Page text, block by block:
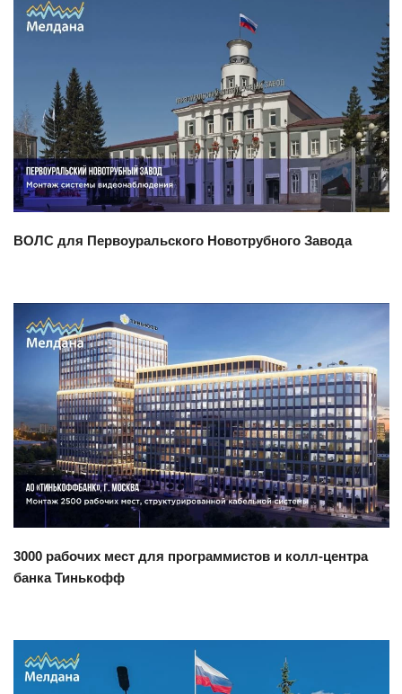
Смотреть проект
ВОЛС для Первоуральского Новотрубного Завода
Смотреть проект
3000 рабочих мест для программистов и колл-центра
банка Тинькофф